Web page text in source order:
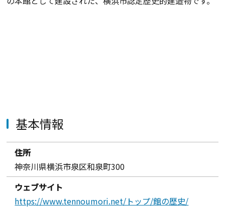
基本情報
住所
神奈川県横浜市泉区和泉町300
ウェブサイト
https://www.tennoumori.net/トップ/館の歴史/